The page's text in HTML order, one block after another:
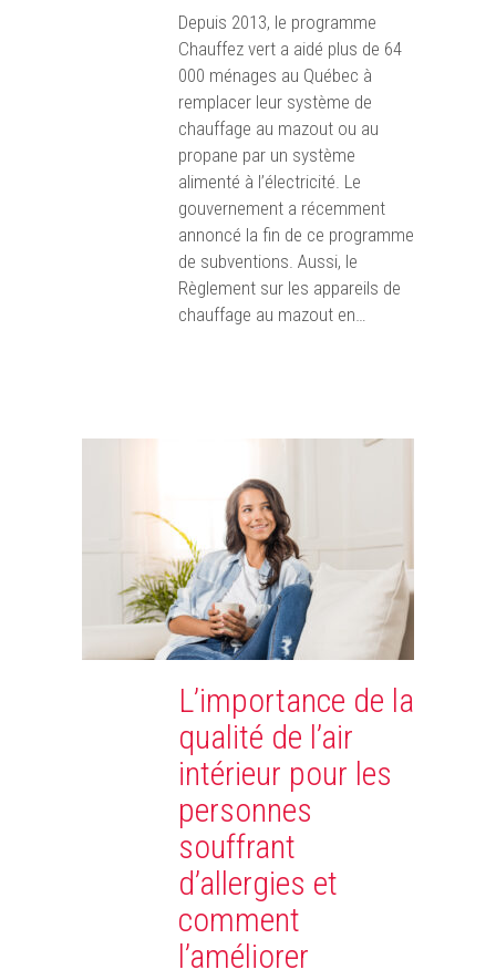
Depuis 2013, le programme
Chauffez vert a aidé plus de 64
000 ménages au Québec à
remplacer leur système de
chauffage au mazout ou au
propane par un système
alimenté à l’électricité. Le
gouvernement a récemment
annoncé la fin de ce programme
de subventions. Aussi, le
Règlement sur les appareils de
chauffage au mazout en…
L’importance de la
qualité de l’air
intérieur pour les
personnes
souffrant
d’allergies et
comment
l’améliorer